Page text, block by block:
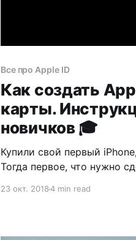
Все про Apple ID
Как создать
карты.
новичков 🎓
Купили свой первый
Тогда первое, что нужно
23 окт. 20184 min read